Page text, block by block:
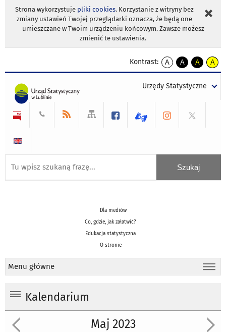
Strona wykorzystuje pliki cookies. Korzystanie z witryny bez
zmiany ustawień Twojej przeglądarki oznacza, że będą one
umieszczane w Twoim urządzeniu końcowym. Zawsze możesz
zmienić te ustawienia.
Kontrast:
A
kontrast
A
kontrast
tekst
czarnym
A
kontrast
tekst
czarnym
A
tekst
żółtym
Urzędy Statystyczne
Dla mediów
Co, gdzie, jak załatwić?
Edukacja statystyczna
O stronie
Menu główne
Kalendarium
Maj 2023